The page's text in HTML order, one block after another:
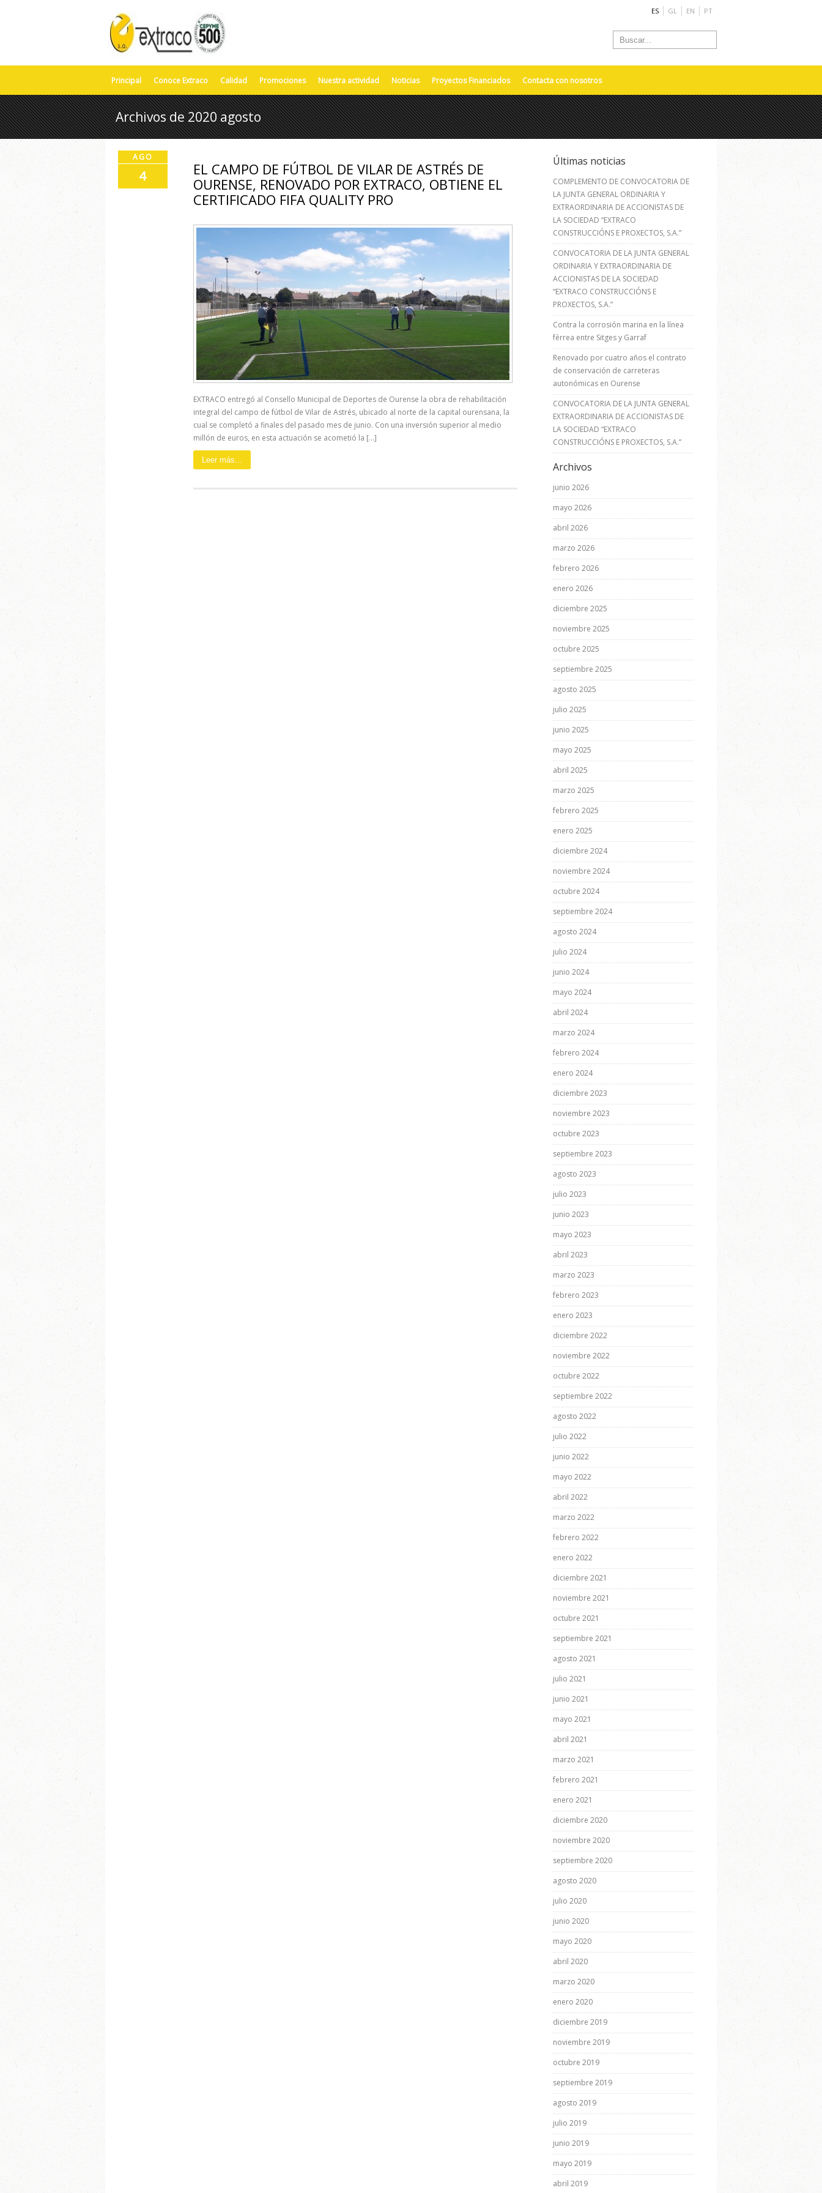
ES GL EN PT
Principal Conoce Extraco Calidad Promociones Nuestra actividad Noticias Proyectos Financiados Contacta con nosotros
Archivos de 2020 agosto
AGO
4
EL CAMPO DE FÚTBOL DE VILAR DE ASTRÉS DE
OURENSE, RENOVADO POR EXTRACO, OBTIENE EL
CERTIFICADO FIFA QUALITY PRO
EXTRACO entregó al Consello Municipal de Deportes de Ourense la obra de rehabilitación
integral del campo de fútbol de Vilar de Astrés, ubicado al norte de la capital ourensana, la
cual se completó a finales del pasado mes de junio. Con una inversión superior al medio
millón de euros, en esta actuación se acometió la [...]
Leer más...
Últimas noticias
COMPLEMENTO DE CONVOCATORIA DE
LA JUNTA GENERAL ORDINARIA Y
EXTRAORDINARIA DE ACCIONISTAS DE
LA SOCIEDAD “EXTRACO
CONSTRUCCIÓNS E PROXECTOS, S.A.”
CONVOCATORIA DE LA JUNTA GENERAL
ORDINARIA Y EXTRAORDINARIA DE
ACCIONISTAS DE LA SOCIEDAD
“EXTRACO CONSTRUCCIÓNS E
PROXECTOS, S.A.”
Contra la corrosión marina en la línea
férrea entre Sitges y Garraf
Renovado por cuatro años el contrato
de conservación de carreteras
autonómicas en Ourense
CONVOCATORIA DE LA JUNTA GENERAL
EXTRAORDINARIA DE ACCIONISTAS DE
LA SOCIEDAD “EXTRACO
CONSTRUCCIÓNS E PROXECTOS, S.A.”
Archivos
junio 2026
mayo 2026
abril 2026
marzo 2026
febrero 2026
enero 2026
diciembre 2025
noviembre 2025
octubre 2025
septiembre 2025
agosto 2025
julio 2025
junio 2025
mayo 2025
abril 2025
marzo 2025
febrero 2025
enero 2025
diciembre 2024
noviembre 2024
octubre 2024
septiembre 2024
agosto 2024
julio 2024
junio 2024
mayo 2024
abril 2024
marzo 2024
febrero 2024
enero 2024
diciembre 2023
noviembre 2023
octubre 2023
septiembre 2023
agosto 2023
julio 2023
junio 2023
mayo 2023
abril 2023
marzo 2023
febrero 2023
enero 2023
diciembre 2022
noviembre 2022
octubre 2022
septiembre 2022
agosto 2022
julio 2022
junio 2022
mayo 2022
abril 2022
marzo 2022
febrero 2022
enero 2022
diciembre 2021
noviembre 2021
octubre 2021
septiembre 2021
agosto 2021
julio 2021
junio 2021
mayo 2021
abril 2021
marzo 2021
febrero 2021
enero 2021
diciembre 2020
noviembre 2020
septiembre 2020
agosto 2020
julio 2020
junio 2020
mayo 2020
abril 2020
marzo 2020
enero 2020
diciembre 2019
noviembre 2019
octubre 2019
septiembre 2019
agosto 2019
julio 2019
junio 2019
mayo 2019
abril 2019